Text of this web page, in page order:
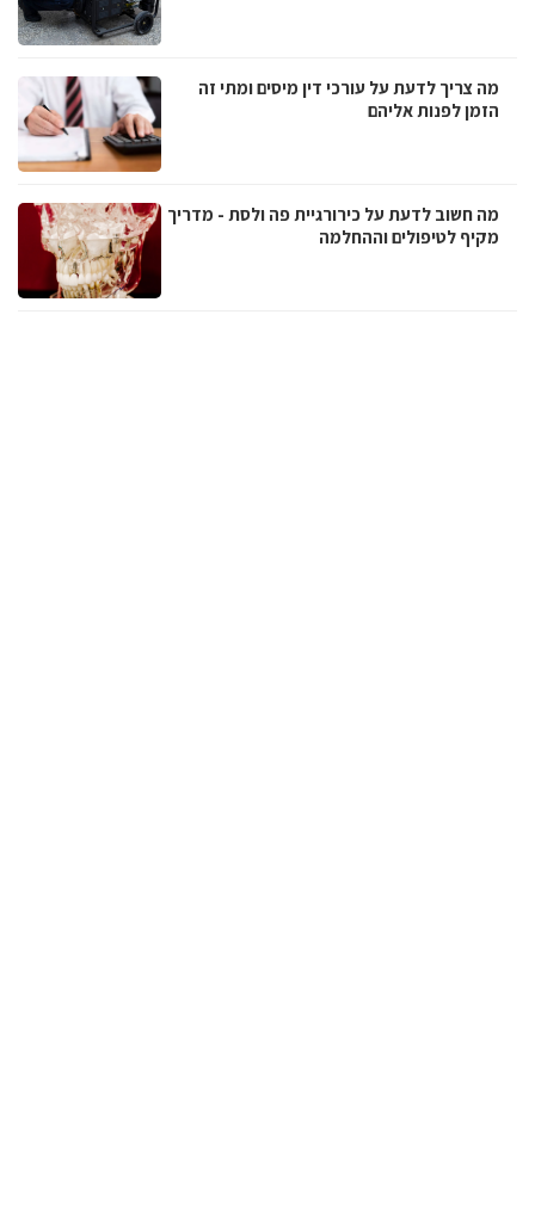
מה צריך לדעת על עורכי דין מיסים ומתי זה
הזמן לפנות אליהם
מה חשוב לדעת על כירורגיית פה ולסת - מדריך
מקיף לטיפולים וההחלמה